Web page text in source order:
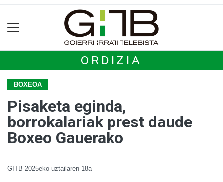
ORDIZIA
BOXEOA
Pisaketa eginda,
borrokalariak prest daude
Boxeo Gauerako
GITB 2025eko uztailaren 18a